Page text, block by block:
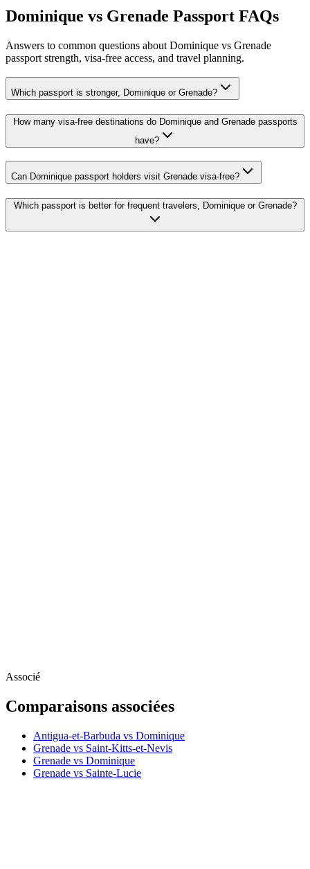
Dominique vs Grenade Passport FAQs
Answers to common questions about Dominique vs Grenade
passport strength, visa-free access, and travel planning.
Which passport is stronger, Dominique or Grenade?
How many visa-free destinations do Dominique and Grenade passports
have?
Can Dominique passport holders visit Grenade visa-free?
Which passport is better for frequent travelers, Dominique or Grenade?
Associé
Comparaisons associées
Antigua-et-Barbuda vs Dominique
Grenade vs Saint-Kitts-et-Nevis
Grenade vs Dominique
Grenade vs Sainte-Lucie